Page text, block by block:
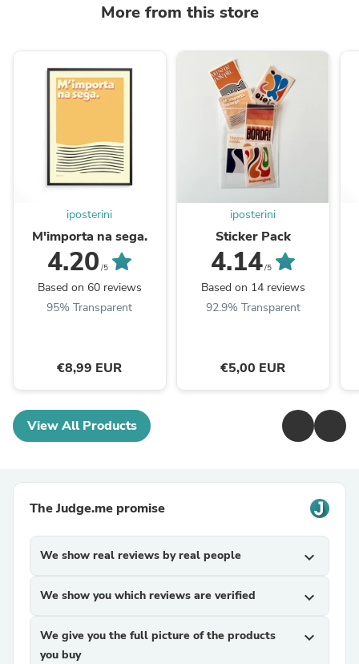
More from this store
iposterini
M'importa na sega.
4.20 /5
Based on 60 reviews
95% Transparent
€8,99 EUR
iposterini
Sticker Pack
4.14/5
Based on 14 reviews
92.9% Transparent
€5,00 EUR
View All Products
The Judge.me promise
We show real reviews by real people expand_more
We show you which reviews are verified expand_more
We give you the full picture of the products
you buy
expand_more